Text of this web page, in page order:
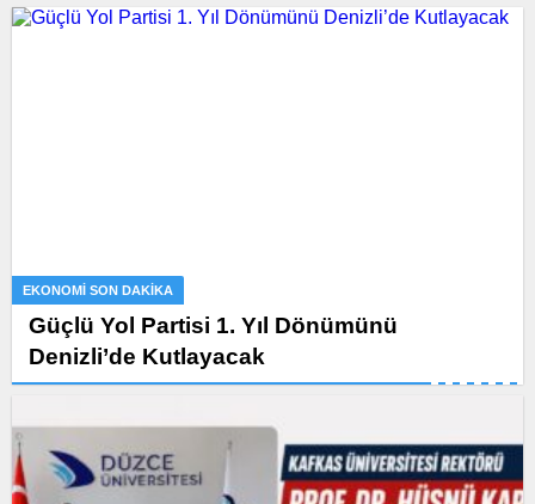
EKONOMI SON DAKİKA
Güçlü Yol Partisi 1. Yıl Dönümünü
Denizli’de Kutlayacak